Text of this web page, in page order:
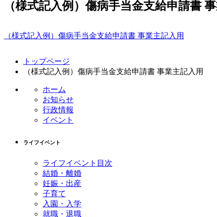
（様式記入例）傷病手当金支給申請書
（様式記入例）傷病手当金支給申請書 事業主記入用
トップページ
（様式記入例）傷病手当金支給申請書 事業主記入用
ホーム
お知らせ
行政情報
イベント
ライフイベント
ライフイベント目次
結婚・離婚
妊娠・出産
子育て
入園・入学
就職・退職